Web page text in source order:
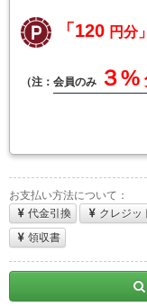
「120 円分
（注： 会員のみ ３%
お支払い方法について：
代金引換
クレジッ
領収書